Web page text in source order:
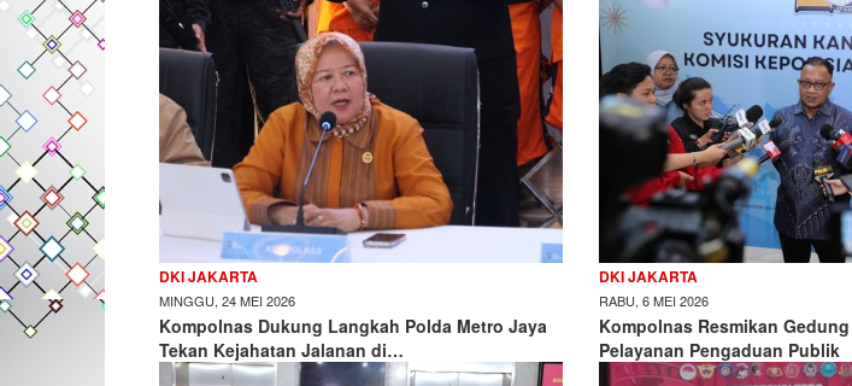
DKI JAKARTA
MINGGU, 24 MEI 2026
Kompolnas Dukung Langkah Polda Metro Jaya
Tekan Kejahatan Jalanan di…
DKI JAKARTA
RABU, 6 MEI 2026
Kompolnas Resmikan
Pelayanan Pengaduan Publik